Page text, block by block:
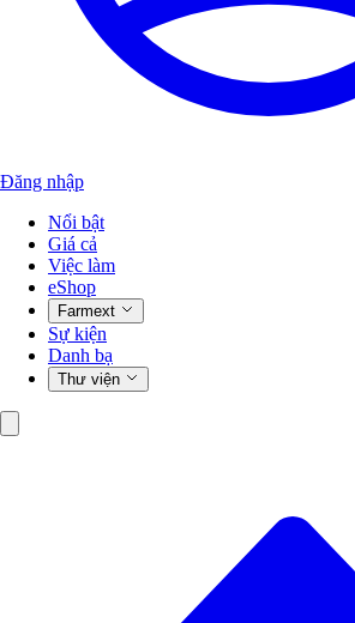
Đăng nhập
Nổi bật
Giá cả
Việc làm
eShop
Farmext
Sự kiện
Danh bạ
Thư viện